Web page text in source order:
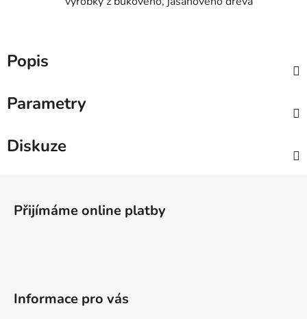
Popis
Parametry
Diskuze
Přijímáme online platby
Informace pro vás